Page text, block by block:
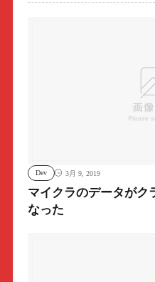
Dev 3月 9, 2019
マイクラのデータがク
なった